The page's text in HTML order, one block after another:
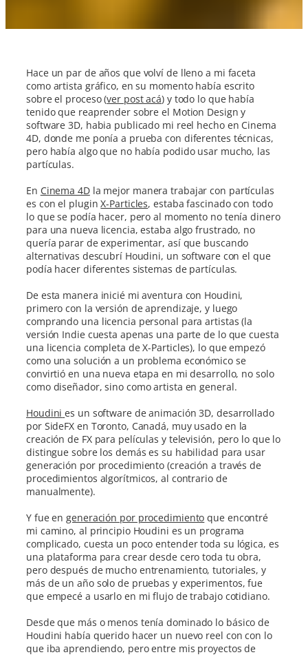
Hace un par de años que volví de lleno a mi faceta
como artista gráfico, en su momento había escrito
sobre el proceso (ver post acá) y todo lo que había
tenido que reaprender sobre el Motion Design y
software 3D, habia publicado mi reel hecho en Cinema
4D, donde me ponía a prueba con diferentes técnicas,
pero había algo que no había podido usar mucho, las
partículas.
En Cinema 4Dla mejor manera trabajar con partículas
es con el pluginX-Particles, estaba fascinado con todo
lo que se podía hacer, pero al momento no tenía dinero
para una nueva licencia, estaba algo frustrado, no
quería parar de experimentar, así que buscando
alternativas descubrí Houdini, un software con el que
podía hacer diferentes sistemas de partículas.
De esta manera inicié mi aventura con Houdini,
primero con la versión de aprendizaje, y luego
comprando una licencia personal para artistas (la
versión Indie cuesta apenas una parte de lo que cuesta
una licencia completa de X-Particles), lo que empezó
como una solución a un problema económico se
convirtió en una nueva etapa en mi desarrollo, no solo
como diseñador, sino como artista en general.
Houdini es un software de animación 3D, desarrollado
por SideFX en Toronto, Canadá, muy usado en la
creación de FX para películas y televisión, pero lo que lo
distingue sobre los demás es su habilidad para usar
generación por procedimiento (creación a través de
procedimientos algorítmicos, al contrario de
manualmente).
Y fue engeneración por procedimiento que encontré
mi camino, al principio Houdini es un programa
complicado, cuesta un poco entender toda su lógica, es
una plataforma para crear desde cero toda tu obra,
pero después de mucho entrenamiento, tutoriales, y
más de un año solo de pruebas y experimentos, fue
que empecé a usarlo en mi flujo de trabajo cotidiano.
Desde que más o menos tenía dominado lo básico de
Houdini había querido hacer un nuevo reel con con lo
que iba aprendiendo, pero entre mis proyectos de